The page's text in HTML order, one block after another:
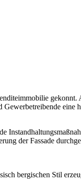
gekonnt.
der Fassade
bergischen Stil